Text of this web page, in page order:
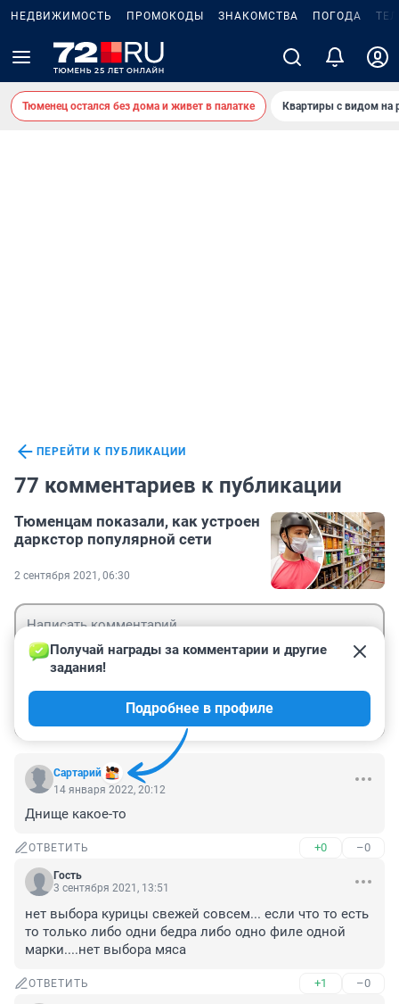
НЕДВИЖИМОСТЬ ПРОМОКОДЫ ЗНАКОМСТВА ПОГОДА
Тюменец остался без дома и живет в палатке Квартиры с видом на
ПЕРЕЙТИ К ПУБЛИКАЦИИ
77 комментариев к публикации
Тюменцам показали, как устроен
даркстор популярной сети
2 сентября 2021, 06:30
Сартарий
Получай награды за комментарии и другие
задания!
Подробнее в профиле
14 января 2022, 20:12
Днище какое-то
ОТВЕТИТЬ +0 –0
Гость
3 сентября 2021, 13:51
нет выбора курицы свежей совсем... если что то есть
то только либо одни бедра либо одно филе одной
марки....нет выбора мяса
ОТВЕТИТЬ +1 –0